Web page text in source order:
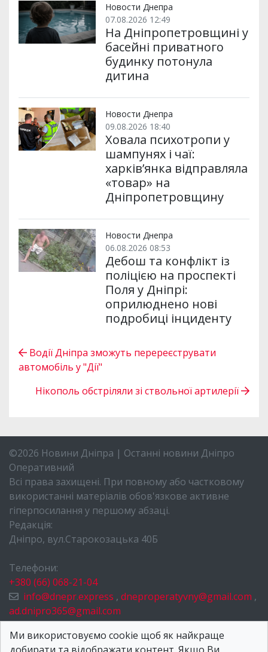
Новости Днепра
07.08.2026 12:49
На Дніпропетровщині у
басейні приватного
будинку потонула
дитина
Новости Днепра
09.08.2026 18:40
Ховала психотропи у
шампунях і чаї:
харків’янка відправляла
«товар» на
Дніпропетровщину
Новости Днепра
06.08.2026 08:53
Дебош та конфлікт із
поліцією на проспекті
Поля у Дніпрі:
оприлюднено нові
подробиці інциденту
Водії Дніпра зможуть перереєструвати
автомобіль у "Дії"
Нікополь обстріляли зі ствольної артилерії
©2026 Новини Дніпра | Останні новини Дніпро
Оперативний
Всі права захищені. При повному або частковому
використанні матеріалів обов'язкове активне
гіперпосилання у першому абзаці.
Редакція:
Дніпро, вул.Старокозацька 40Б
Телефони:
+380 (66) 068-21-04
info@dnepr.express , dneproperatyvny@gmail.com ,
ad.dnipro365@gmail.com
НОВИНИ ДНІПРА
Ми використовуємо cookie щоб як найкраще